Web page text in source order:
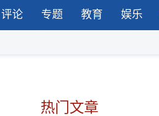
评论 专题 教育 娱乐
热门文章